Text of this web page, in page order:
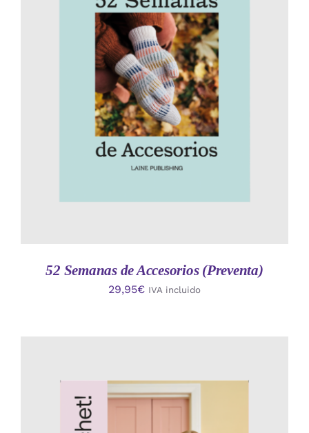
AÑADIR AL CARRITO
/
52 Semanas de Accesorios (Preventa)
29,95€ IVA incluido